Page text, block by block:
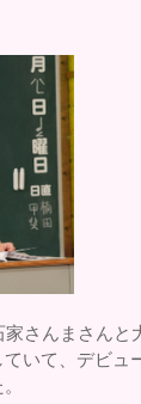
さんまさんと
いて、デビュ